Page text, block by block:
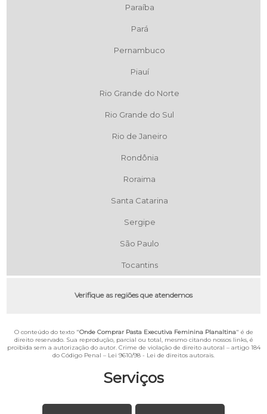
Serviços
Paraíba
Pará
Pernambuco
Piauí
Rio Grande do Norte
Rio Grande do Sul
Rio de Janeiro
Rondônia
Roraima
Santa Catarina
Sergipe
São Paulo
Tocantins
Verifique as regiões que atendemos
O conteúdo do texto "Onde Comprar Pasta Executiva Feminina Planaltina" é de
direito reservado. Sua reprodução, parcial ou total, mesmo citando nossos links, é
proibida sem a autorização do autor. Crime de violação de direito autoral – artigo 184
do Código Penal – Lei 9610/98 - Lei de direitos autorais.